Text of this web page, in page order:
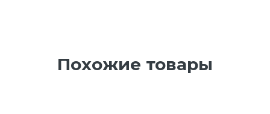
Похожие товары